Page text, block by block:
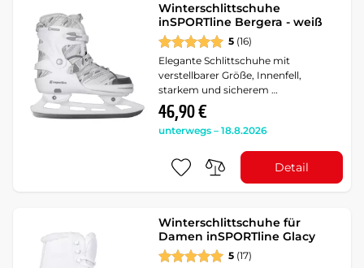
Winterschlittschuhe
inSPORTline Bergera - weiß
5 (16)
Elegante Schlittschuhe mit
verstellbarer Größe, Innenfell,
starkem und sicherem …
46,90 €
unterwegs – 18.8.2026
Detail
Winterschlittschuhe für
Damen inSPORTline Glacy
5 (17)